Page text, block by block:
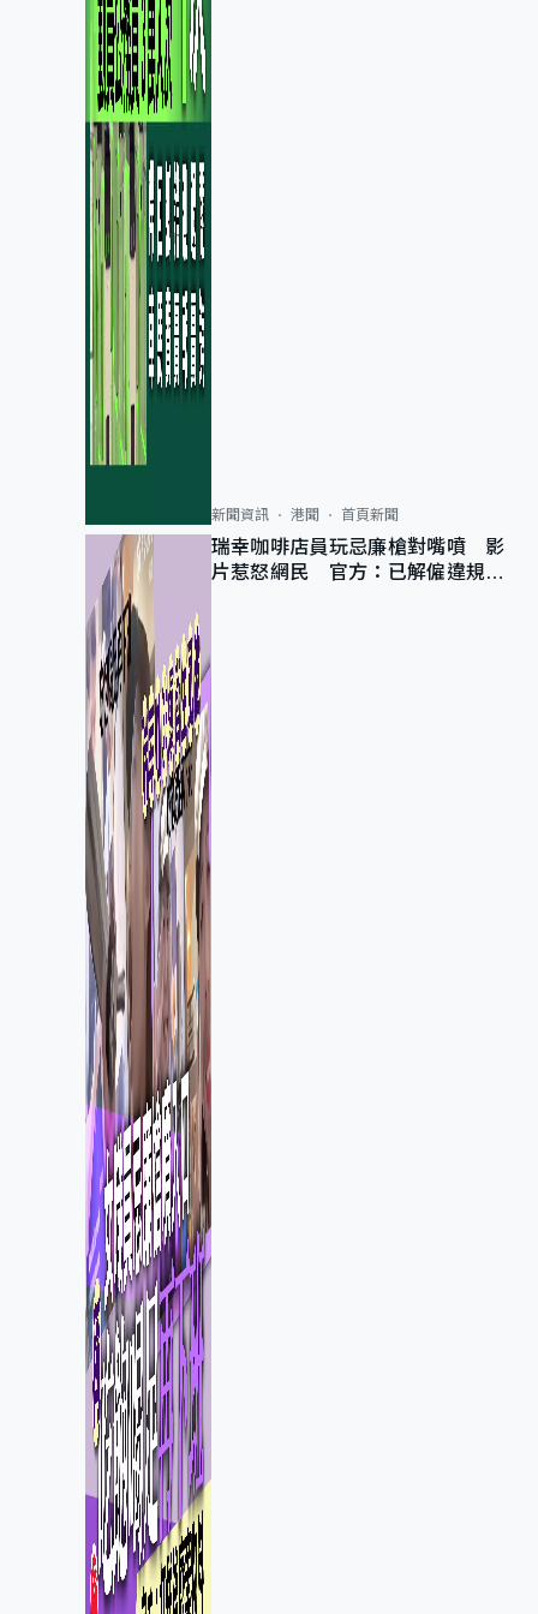
新聞資訊 港聞 首頁新聞
瑞幸咖啡店員玩忌廉槍對嘴噴 影
片惹怒網民 官方：已解僱違規員